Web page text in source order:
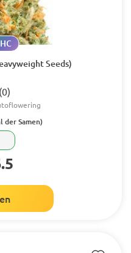
Seeds)
(0)
der Samen)